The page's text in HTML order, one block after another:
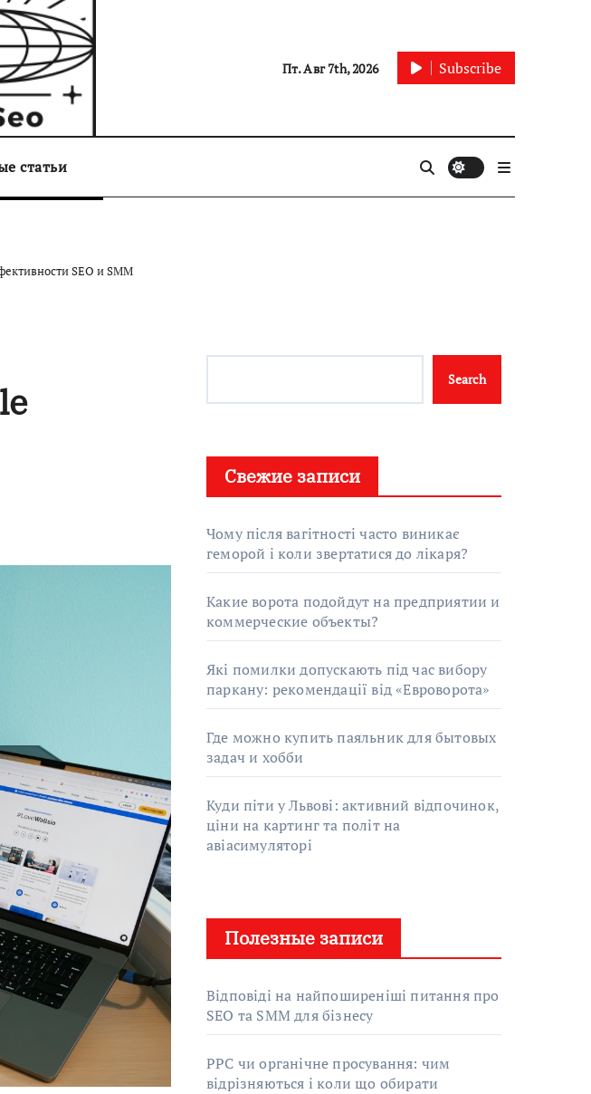
Пт. Авг 7th, 2026 Subscribe
статьи
SEO и SMM
Search
Свежие записи
Чому після вагітності часто виникає
геморой і коли звертатися до лікаря?
Какие ворота подойдут на предприятии и
коммерческие объекты?
Які помилки допускають під час вибору
паркану: рекомендації від «Евроворота»
Где можно купить паяльник для бытовых
задач и хобби
Куди піти у Львові: активний відпочинок,
ціни на картинг та політ на
авіасимуляторі
Полезные записи
Відповіді на найпоширеніші питання про
SEO та SMM для бізнесу
PPC чи органічне просування: чим
відрізняються і коли що обирати